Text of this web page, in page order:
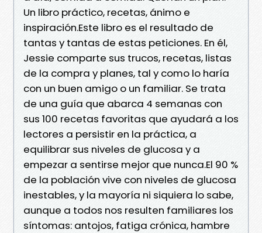
Un libro práctico, recetas, ánimo e
inspiración.Este libro es el resultado de
tantas y tantas de estas peticiones. En él,
Jessie comparte sus trucos, recetas, listas
de la compra y planes, tal y como lo haría
con un buen amigo o un familiar. Se trata
de una guía que abarca 4 semanas con
sus 100 recetas favoritas que ayudará a los
lectores a persistir en la práctica, a
equilibrar sus niveles de glucosa y a
empezar a sentirse mejor que nunca.El 90 %
de la población vive con niveles de glucosa
inestables, y la mayoría ni siquiera lo sabe,
aunque a todos nos resulten familiares los
síntomas: antojos, fatiga crónica, hambre